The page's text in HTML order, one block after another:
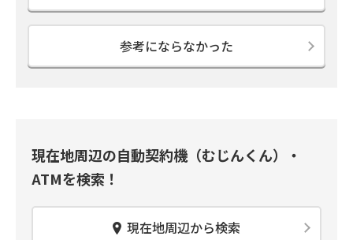
参考にならなかった
現在地周辺の自動契約機（むじんくん）・
ATMを検索！
現在地周辺から検索